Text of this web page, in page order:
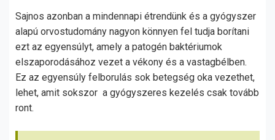
Sajnos azonban a mindennapi étrendünk és a gyógyszer
alapú orvostudomány nagyon könnyen fel tudja borítani
ezt az egyensúlyt, amely a patogén baktériumok
elszaporodásához vezet a vékony és a vastagbélben.
Ez az egyensúly felborulás sok betegség oka vezethet,
lehet, amit sokszor a gyógyszeres kezelés csak tovább
ront.